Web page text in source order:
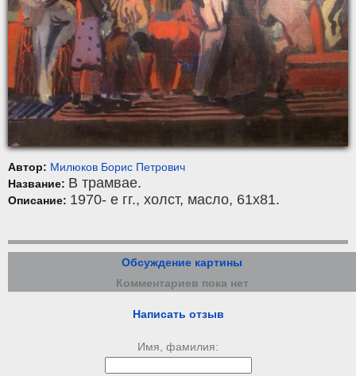
Автор: Милюков Борис Петрович
Название: В трамвае.
Описание: 1970- е гг., холст, масло, 61x81.
Обсуждение картины
Комментариев пока нет
Написать отзыв
Имя, фамилия: